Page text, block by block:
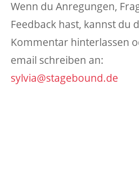
Wenn du Anregungen,
Feedback hast, kannst du
Kommentar hinterlassen
email schreiben an:
sylvia@stagebound.de